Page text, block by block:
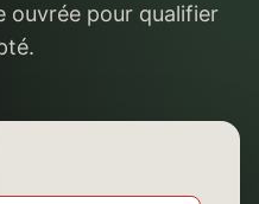
ouvrée pour qualifier